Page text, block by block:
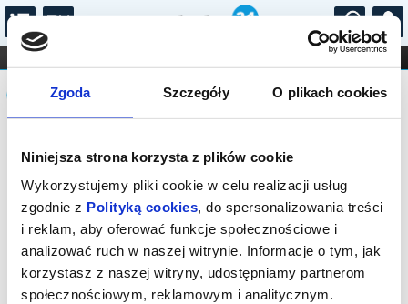
Zgoda Szczegóły O plikach cookies
Niniejsza strona korzysta z plików cookie
Wykorzystujemy pliki cookie w celu realizacji usług
zgodnie z Polityką cookies, do spersonalizowania treści
i reklam, aby oferować funkcje społecznościowe i
analizować ruch w naszej witrynie. Informacje o tym, jak
korzystasz z naszej witryny, udostępniamy partnerom
społecznościowym, reklamowym i analitycznym.
...
FILHARMONIA OPERA I BALET
STAND-UP
DLA DZIECI
Komunikat
Sprzedaż biletów on-line na wydarzenie
została zakończona.